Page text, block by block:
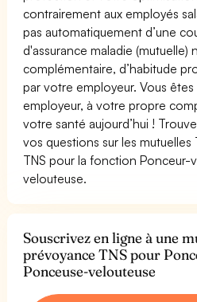
contrairement aux employés
pas automatiquement d’une
d'assurance maladie (mutuelle)
complémentaire, d’habitude
par votre employeur. Vous
employeur, à votre propre
votre santé aujourd’hui !
vos questions sur les
TNS pour la fonction Ponceur-
velouteuse.
Souscrivez en ligne à une
prévoyance TNS pour
Ponceuse-velouteuse